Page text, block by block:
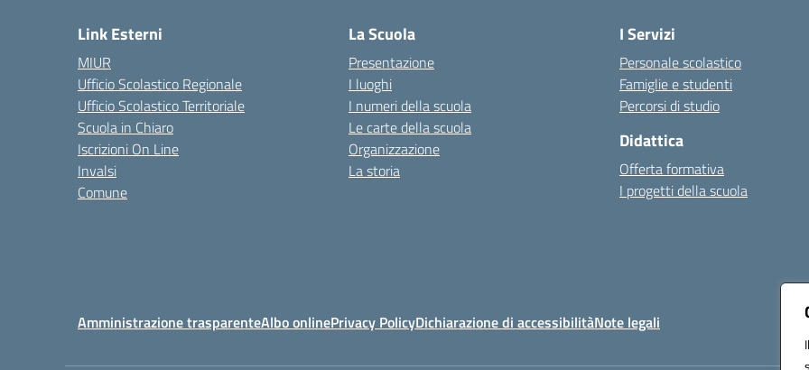
Link Esterni
MIUR
Ufficio Scolastico Regionale
Ufficio Scolastico Territoriale
Scuola in Chiaro
Iscrizioni On Line
Invalsi
Comune
La Scuola
Presentazione
I luoghi
I numeri della scuola
Le carte della scuola
Organizzazione
La storia
I Servizi
Personale scolastico
Famiglie e studenti
Percorsi di studio
Didattica
Offerta formativa
I progetti della scuola
Amministrazione trasparenteAlbo onlinePrivacy PolicyDichiarazione di accessibilitàNote legali